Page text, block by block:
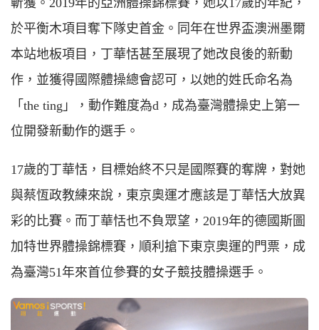
於平衡木項目奪下隊史首金。同年在世界盃澳洲墨爾
本站地板項目，丁華恬甚至展現了她改良後的新動
作，並獲得國際體操總會認可，以她的姓氏命名為
「the ting」，動作難度為d，成為臺灣體操史上第一
位開發新動作的選手。
17歲的丁華恬，目標始終不只是國際賽的奪牌，對她
與蔡恆政教練來說，東京奧運才應該是丁華恬大放異
彩的比賽。而丁華恬也不負眾望，2019年的德國斯圖
加特世界體操錦標賽，順利搶下東京奧運的門票，成
為臺灣51年來首位參賽的女子競技體操選手。